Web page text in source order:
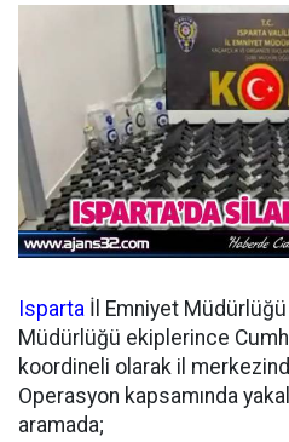
Isparta İl Emniyet
Müdürlüğü ekiplerince
koordineli olarak il
Operasyon kapsamında
aramada;